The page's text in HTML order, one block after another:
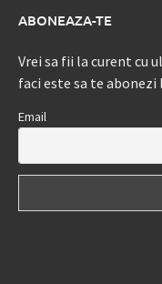
ABONEAZA-TE
Vrei sa fii la curent cu
faci este sa te
Email